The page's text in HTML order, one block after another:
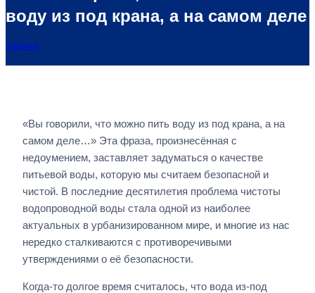
воду из под крана, а на самом деле
ГЛАВНАЯ
«Вы говорили, что можно пить воду из под крана, а на
самом деле…» Эта фраза, произнесённая с
недоумением, заставляет задуматься о качестве
питьевой воды, которую мы считаем безопасной и
чистой. В последние десятилетия проблема чистоты
водопроводной воды стала одной из наиболее
актуальных в урбанизированном мире, и многие из нас
нередко сталкиваются с противоречивыми
утверждениями о её безопасности.
Когда-то долгое время считалось, что вода из-под